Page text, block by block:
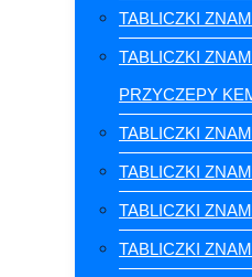
TABLICZKI
TABLICZKI
PRZYCZEPY
TABLICZKI
TABLICZKI
TABLICZKI
TABLICZKI